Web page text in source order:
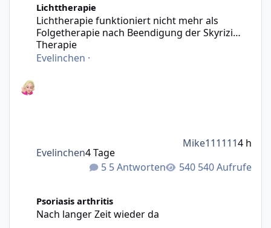
Lichttherapie
Lichtherapie funktioniert nicht mehr als
Folgetherapie nach Beendigung der Skyrizi
Therapie
Evelinchen ·
5 Antworten 540 Aufrufe
Evelinchen4 Tage
Mike1111114 h
Psoriasis arthritis
Nach langer Zeit wieder da